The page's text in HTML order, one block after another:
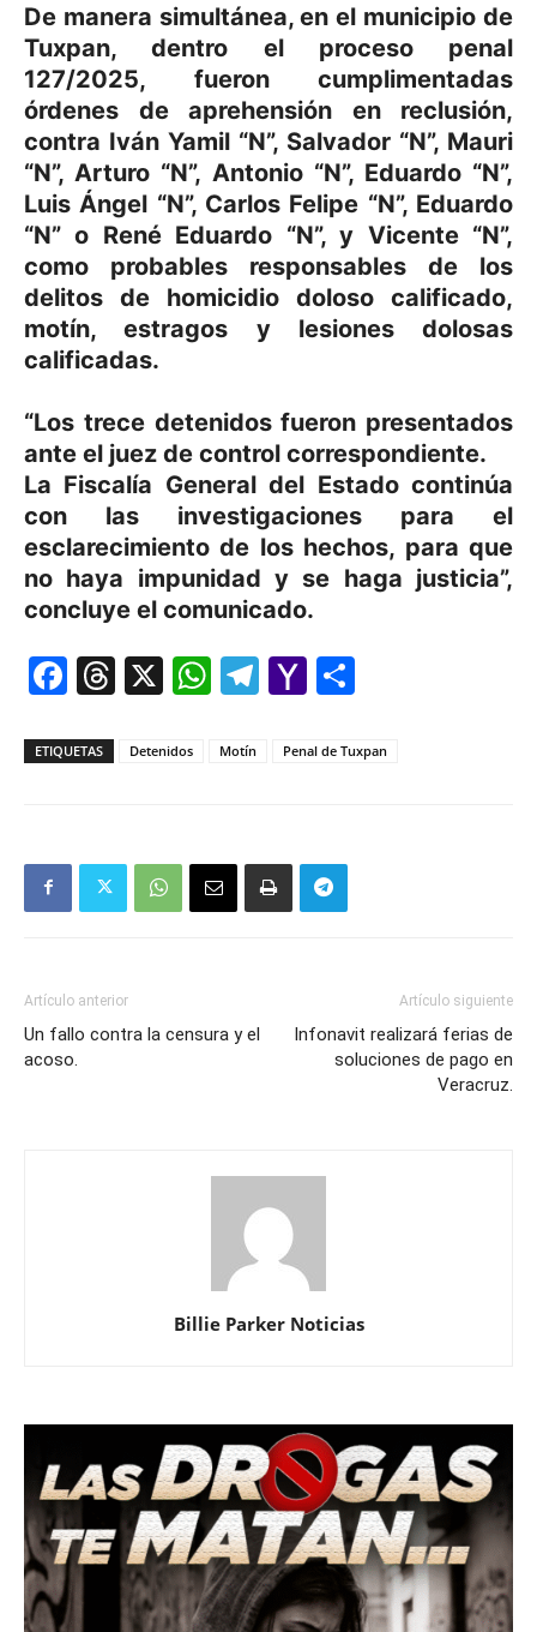
De manera simultánea, en el municipio de
Tuxpan, dentro el proceso penal
127/2025, fueron cumplimentadas
órdenes de aprehensión en reclusión,
contra Iván Yamil “N”, Salvador “N”, Mauri
“N”, Arturo “N”, Antonio “N”, Eduardo “N”,
Luis Ángel “N”, Carlos Felipe “N”, Eduardo
“N” o René Eduardo “N”, y Vicente “N”,
como probables responsables de los
delitos de homicidio doloso calificado,
motín, estragos y lesiones dolosas
calificadas.
“Los trece detenidos fueron presentados
ante el juez de control correspondiente.
La Fiscalía General del Estado continúa
con las investigaciones para el
esclarecimiento de los hechos, para que
no haya impunidad y se haga justicia”,
concluye el comunicado.
Facebook
Threads
X WhatsApp
Telegram
Yahoo
ETIQUETAS Detenidos Motín Penal de Tuxpan
Artículo anterior
Un fallo contra la censura y el
acoso.
Artículo siguiente
Infonavit realizará ferias de
soluciones de pago en
Veracruz.
Billie Parker Noticias